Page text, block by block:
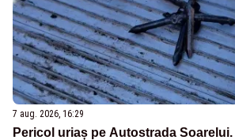
7 aug. 2026, 16:29
Pericol uriaș pe Autostrada